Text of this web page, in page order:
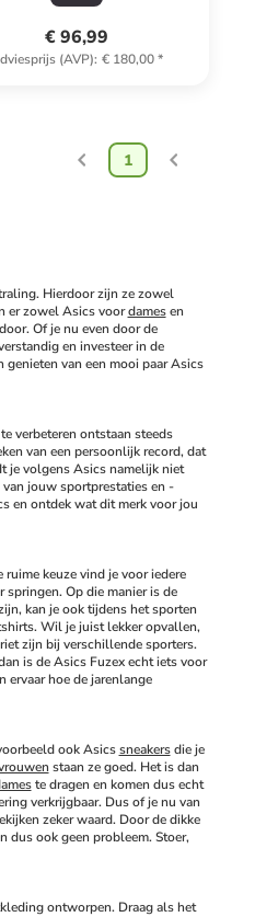
€ 96,99
(AVP): € 180,00*
1
Hierdoor zijn ze zowel
er zowel Asics voor dames
Of je nu even door de
en investeer in de
van een mooi paar Asics
verbeteren ontstaan steeds
van een persoonlijk record, dat
je volgens Asics namelijk niet
jouw sportprestaties en -
en ontdek wat dit merk voor jou
keuze vind je voor iedere
Op die manier is de
kan je ook tijdens het sporten
Wil je juist lekker opvallen,
zijn bij verschillende sporters.
is de Asics Fuzex echt iets voor
ervaar hoe de jarenlange
ook Asics sneakers die je
staan ze goed. Het is dan
te dragen en komen dus echt
verkrijgbaar. Dus of je nu van
zeker waard. Door de dikke
dus ook geen probleem. Stoer,
ontworpen. Draag als het